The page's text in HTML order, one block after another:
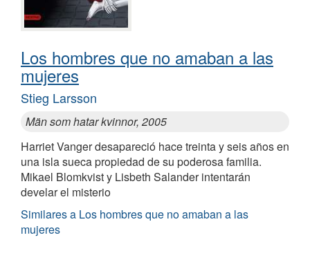
Los hombres que no amaban a las
mujeres
Stieg Larsson
Män som hatar kvinnor, 2005
Harriet Vanger desapareció hace treinta y seis años en
una isla sueca propiedad de su poderosa familia.
Mikael Blomkvist y Lisbeth Salander intentarán
develar el misterio
Similares a Los hombres que no amaban a las
mujeres